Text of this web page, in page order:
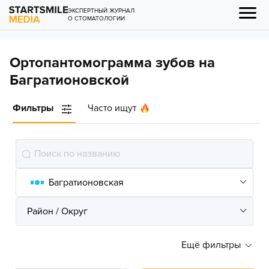
ЭКСПЕРТНЫЙ ЖУРНАЛ
О СТОМАТОЛОГИИ
Ортопантомограмма зубов на
Багратионовской
Фильтры Часто ищут
Ещё фильтры